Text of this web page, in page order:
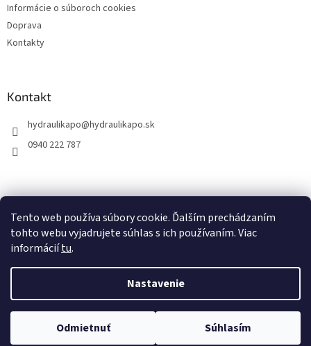
Tento web používa súbory cookie. Ďalším prechádzaním
tohto webu vyjadrujete súhlas s ich používaním. Viac
informáciítu.
Nastavenie
Odmietnuť Súhlasím
Informácie o súboroch cookies
Doprava
Kontakty
Kontakt
hydraulikapo@hydraulikapo.sk
0940 222 787
Vytvoril Shoptet
Copyright 2026HYDRAULIKA PO . Všetky práva vyhradené.